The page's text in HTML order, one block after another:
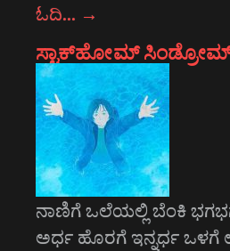
ಓದಿ… →
ಸ್ಟಾಕ್‌ಹೋಮ್
ನಾಣಿಗೆ ಒಲೆಯಲ್ಲಿ ಬೆಂಕಿ
ಅರ್ಧ ಹೊರಗೆ ಇನ್ನರ್ಧ ಒಳಗೆ